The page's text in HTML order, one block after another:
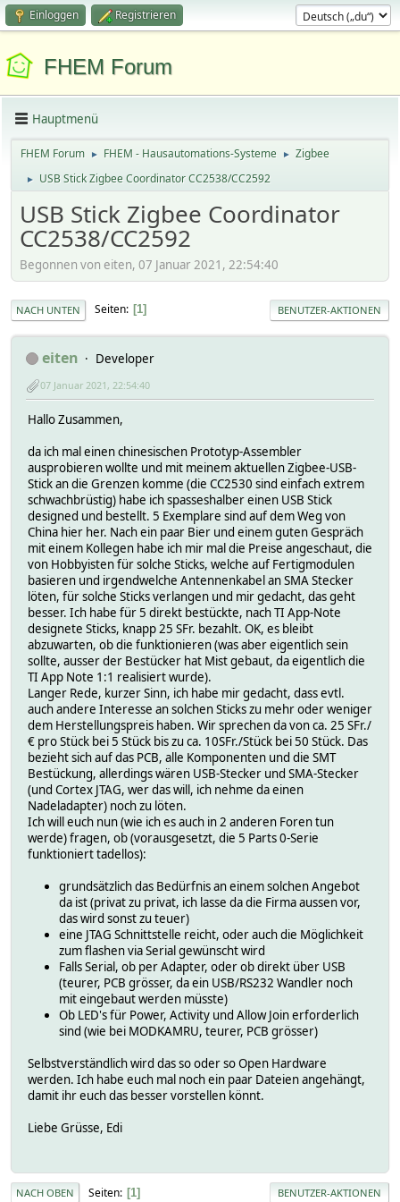
Einloggen Registrieren
FHEM Forum
Hauptmenü
FHEM Forum ► FHEM - Hausautomations-Systeme ► Zigbee
► USB Stick Zigbee Coordinator CC2538/CC2592
USB Stick Zigbee Coordinator
CC2538/CC2592
Begonnen von eiten, 07 Januar 2021, 22:54:40
NACH UNTEN Seiten 1 BENUTZER-AKTIONEN
eiten Developer
07 Januar 2021, 22:54:40
Hallo Zusammen,
da ich mal einen chinesischen Prototyp-Assembler
ausprobieren wollte und mit meinem aktuellen Zigbee-USB-
Stick an die Grenzen komme (die CC2530 sind einfach extrem
schwachbrüstig) habe ich spasseshalber einen USB Stick
designed und bestellt. 5 Exemplare sind auf dem Weg von
China hier her. Nach ein paar Bier und einem guten Gespräch
mit einem Kollegen habe ich mir mal die Preise angeschaut, die
von Hobbyisten für solche Sticks, welche auf Fertigmodulen
basieren und irgendwelche Antennenkabel an SMA Stecker
löten, für solche Sticks verlangen und mir gedacht, das geht
besser. Ich habe für 5 direkt bestückte, nach TI App-Note
designete Sticks, knapp 25 SFr. bezahlt. OK, es bleibt
abzuwarten, ob die funktionieren (was aber eigentlich sein
sollte, ausser der Bestücker hat Mist gebaut, da eigentlich die
TI App Note 1:1 realisiert wurde).
Langer Rede, kurzer Sinn, ich habe mir gedacht, dass evtl.
auch andere Interesse an solchen Sticks zu mehr oder weniger
dem Herstellungspreis haben. Wir sprechen da von ca. 25 SFr./
€ pro Stück bei 5 Stück bis zu ca. 10SFr./Stück bei 50 Stück. Das
bezieht sich auf das PCB, alle Komponenten und die SMT
Bestückung, allerdings wären USB-Stecker und SMA-Stecker
(und Cortex JTAG, wer das will, ich nehme da einen
Nadeladapter) noch zu löten.
Ich will euch nun (wie ich es auch in 2 anderen Foren tun
werde) fragen, ob (vorausgesetzt, die 5 Parts 0-Serie
funktioniert tadellos):
grundsätzlich das Bedürfnis an einem solchen Angebot
da ist (privat zu privat, ich lasse da die Firma aussen vor,
das wird sonst zu teuer)
eine JTAG Schnittstelle reicht, oder auch die Möglichkeit
zum flashen via Serial gewünscht wird
Falls Serial, ob per Adapter, oder ob direkt über USB
(teurer, PCB grösser, da ein USB/RS232 Wandler noch
mit eingebaut werden müsste)
Ob LED's für Power, Activity und Allow Join erforderlich
sind (wie bei MODKAMRU, teurer, PCB grösser)
Selbstverständlich wird das so oder so Open Hardware
werden. Ich habe euch mal noch ein paar Dateien angehängt,
damit ihr euch das besser vorstellen könnt.
Liebe Grüsse, Edi
NACH OBEN Seiten 1 BENUTZER-AKTIONEN